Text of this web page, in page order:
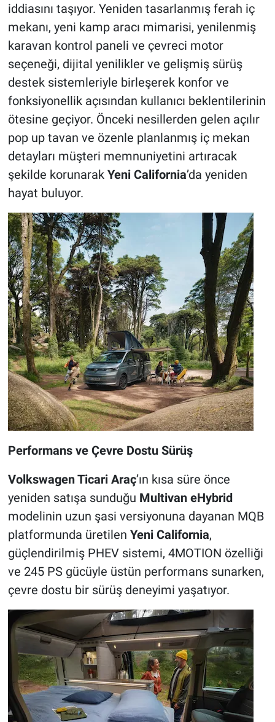
iddiasını taşıyor. Yeniden tasarlanmış ferah iç
mekanı, yeni kamp aracı mimarisi, yenilenmiş
karavan kontrol paneli ve çevreci motor
seçeneği, dijital yenilikler ve gelişmiş sürüş
destek sistemleriyle birleşerek konfor ve
fonksiyonellik açısından kullanıcı beklentilerinin
ötesine geçiyor. Önceki nesillerden gelen açılır
pop up tavan ve özenle planlanmış iç mekan
detayları müşteri memnuniyetini artıracak
şekilde korunarak Yeni California’da yeniden
hayat buluyor.
Performans ve Çevre Dostu Sürüş
Volkswagen Ticari Araç’ın kısa süre önce
yeniden satışa sunduğu Multivan eHybrid
modelinin uzun şasi versiyonuna dayanan MQB
platformunda üretilen Yeni California,
güçlendirilmiş PHEV sistemi, 4MOTION özelliği
ve 245 PS gücüyle üstün performans sunarken,
çevre dostu bir sürüş deneyimi yaşatıyor.